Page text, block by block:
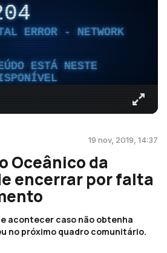
ERROR - NETWORK
ESTÁ NESTE
19 nov, 2019, 14:37
Oceânico da
encerrar por falta
acontecer caso não obtenha
no próximo quadro comunitário.